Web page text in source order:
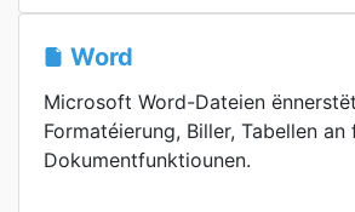
Word
Microsoft Word-Dateien
Formatéierung, Biller, Tabellen
Dokumentfunktiounen.